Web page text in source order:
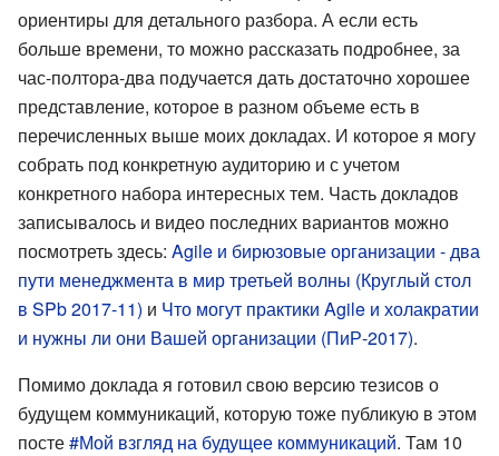
ориентиры для детального разбора. А если есть
больше времени, то можно рассказать подробнее, за
час-полтора-два подучается дать достаточно хорошее
представление, которое в разном объеме есть в
перечисленных выше моих докладах. И которое я могу
собрать под конкретную аудиторию и с учетом
конкретного набора интересных тем. Часть докладов
записывалось и видео последних вариантов можно
посмотреть здесь: Agile и бирюзовые организации - два
пути менеджмента в мир третьей волны (Круглый стол
в SPb 2017-11) и Что могут практики Agile и холакратии
и нужны ли они Вашей организации (ПиР-2017).
Помимо доклада я готовил свою версию тезисов о
будущем коммуникаций, которую тоже публикую в этом
посте#Мой взгляд на будущее коммуникаций. Там 10